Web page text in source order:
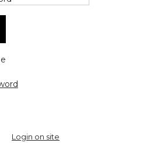
Login on site